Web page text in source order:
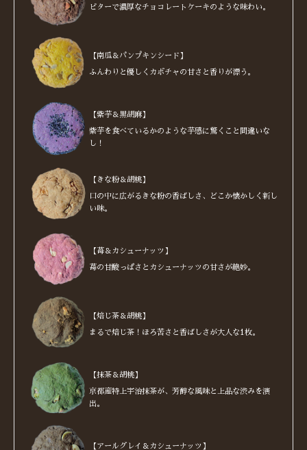
ビターで濃厚なチョコレートケーキのような味わい。
【南瓜＆パンプキンシード】
ふんわりと優しくカボチャの甘さと香りが漂う。
【紫芋＆黒胡麻】
紫芋を食べているかのような芋感に驚くこと間違いな
し！
【きな粉＆胡桃】
口の中に広がるきな粉の香ばしさ、どこか懐かしく新し
い味。
【苺＆カシューナッツ】
苺の甘酸っぱさとカシューナッツの甘さが絶妙。
【焙じ茶＆胡桃】
まるで焙じ茶！ほろ苦さと香ばしさが大人な1枚。
【抹茶＆胡桃】
京都産特上宇治抹茶が、芳醇な風味と上品な渋みを演
出。
【アールグレイ＆カシューナッツ】